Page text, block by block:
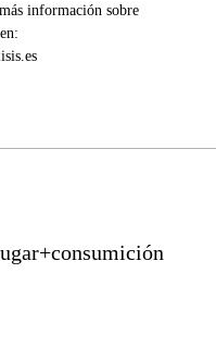
información sobre